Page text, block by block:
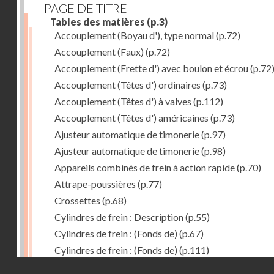
PAGE DE TITRE
Tables des matières (p.3)
Accouplement (Boyau d'), type normal(p.72)
Accouplement (Faux) (p.72)
Accouplement (Frette d') avec boulon et écrou(p.72)
Accouplement (Têtes d') ordinaires (p.73)
Accouplement (Têtes d') à valves (p.112)
Accouplement (Têtes d') américaines (p.73)
Ajusteur automatique de timonerie(p.97)
Ajusteur automatique de timonerie(p.98)
Appareils combinés de frein à action rapide(p.70)
Attrape-poussières (p.77)
Crossettes (p.68)
Cylindres de frein : Description(p.55)
Cylindres de frein : (Fonds de) (p.67)
Cylindres de frein : (Fonds de) (p.111)